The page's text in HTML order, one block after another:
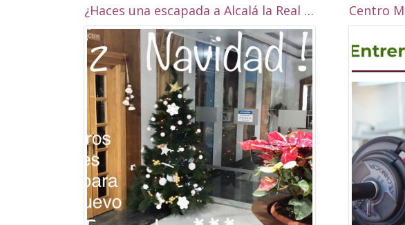
¿Haces una escapada a Alcalá la Real esta navidad?